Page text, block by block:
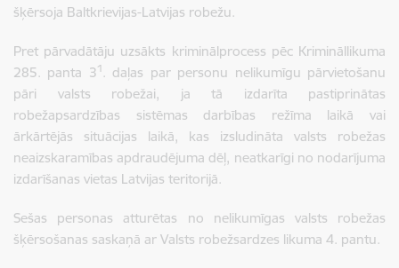
šķērsoja Baltkrievijas-Latvijas robežu.
Pret pārvadātāju uzsākts kriminālprocess pēc Krimināllikuma
285. panta 31 . daļas par personu nelikumīgu pārvietošanu
pāri valsts robežai, ja tā izdarīta pastiprinātas
robežapsardzības sistēmas darbības režīma laikā vai
ārkārtējās situācijas laikā, kas izsludināta valsts robežas
neaizskaramības apdraudējuma dēļ, neatkarīgi no nodarījuma
izdarīšanas vietas Latvijas teritorijā.
Sešas personas atturētas no nelikumīgas valsts robežas
šķērsošanas saskaņā ar Valsts robežsardzes likuma 4. pantu.